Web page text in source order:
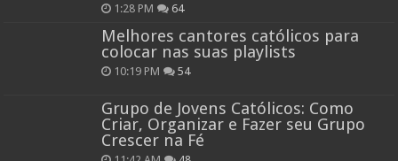
1:28 PM 64
Melhores cantores católicos para
colocar nas suas playlists
10:19 PM 54
Grupo de Jovens Católicos: Como
Criar, Organizar e Fazer seu Grupo
Crescer na Fé